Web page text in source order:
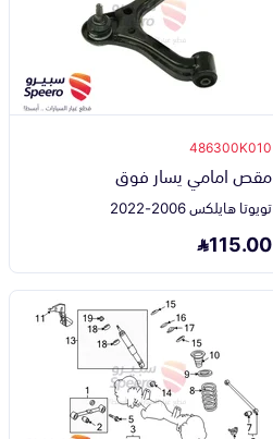
486300K010
مقص امامي يسار فوق
تويوتا هايلكس 2006-2022
115.00